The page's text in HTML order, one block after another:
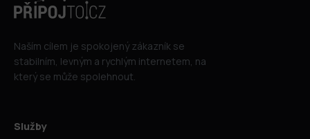
Naším cílem je spokojený zákazník se
stabilním, levným a rychlým internetem, na
který se může spolehnout.
Služby